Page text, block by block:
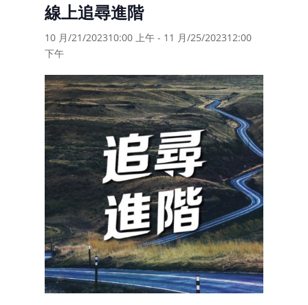
線上追尋進階
10 月/21/202310:00 上午- 11 月/25/202312:00
下午